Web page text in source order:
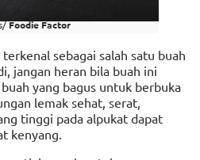
Foodie Factor
sebagai salah satu buah
jangan heran bila buah ini
yang bagus untuk berbuka
lemak sehat, serat,
tinggi pada alpukat dapat
kenyang.